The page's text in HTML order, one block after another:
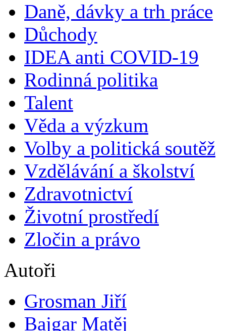
Daně, dávky a trh práce
Důchody
IDEA anti COVID-19
Rodinná politika
Talent
Věda a výzkum
Volby a politická soutěž
Vzdělávání a školství
Zdravotnictví
Životní prostředí
Zločin a právo
Autoři
Grosman Jiří
Bajgar Matěj